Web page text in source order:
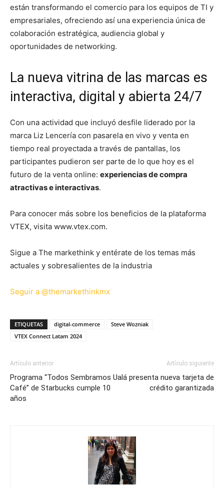
están transformando el comercio para los equipos de TI y
empresariales, ofreciendo así una experiencia única de
colaboración estratégica, audiencia global y
oportunidades de networking.
La nueva vitrina de las marcas es
interactiva, digital y abierta 24/7
Con una actividad que incluyó desfile liderado por la
marca Liz Lencería con pasarela en vivo y venta en
tiempo real proyectada a través de pantallas, los
participantes pudieron ser parte de lo que hoy es el
futuro de la venta online: experiencias de compra
atractivas e interactivas.
Para conocer más sobre los beneficios de la plataforma
VTEX, visita www.vtex.com.
Sigue a The markethink y entérate de los temas más
actuales y sobresalientes de la industria
Seguir a @themarkethinkmx
ETIQUETAS digital-commerce
Steve Wozniak
VTEX Connect Latam 2024
Artículo anterior
Programa “Todos Sembramos
Café” de Starbucks cumple 10
años
Artículo siguiente
Ualá presenta nueva tarjeta de
crédito garantizada